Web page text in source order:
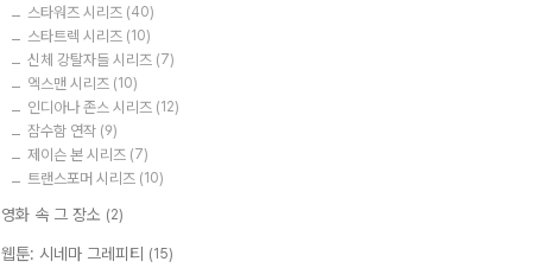
스타워즈 시리즈 (40)
스타트렉 시리즈 (10)
신체 강탈자들 시리즈 (7)
엑스맨 시리즈 (10)
인디아나 존스 시리즈 (12)
잠수함 연작 (9)
제이슨 본 시리즈 (7)
트랜스포머 시리즈 (10)
영화 속 그 장소 (2)
웹툰: 시네마 그레피티 (15)